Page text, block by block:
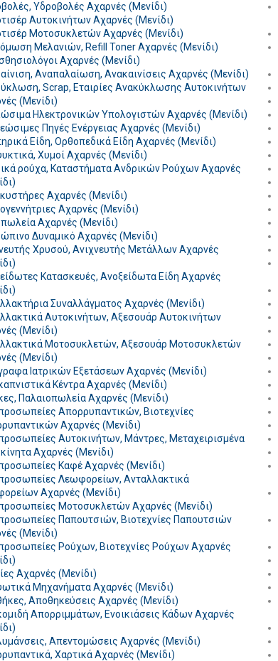
Υδροβολές Αχαρνές (Μενίδι)
Αυτοκινήτων Αχαρνές (Μενίδι)
Μοτοσυκλετών Αχαρνές (Μενίδι)
Μελανιών, Refill Toner Αχαρνές (Μενίδι)
Αχαρνές (Μενίδι)
Αναπαλαίωση, Ανακαινίσεις Αχαρνές (Μενίδι)
Scrap, Εταιρίες Ανακύκλωσης Αυτοκινήτων
(Μενίδι)
Ηλεκτρονικών Υπολογιστών Αχαρνές (Μενίδι)
Πηγές Ενέργειας Αχαρνές (Μενίδι)
Είδη, Ορθοπεδικά Είδη Αχαρνές (Μενίδι)
Χυμοί Αχαρνές (Μενίδι)
ρούχα, Καταστήματα Ανδρικών Ρούχων Αχαρνές
Αχαρνές (Μενίδι)
Αχαρνές (Μενίδι)
Αχαρνές (Μενίδι)
Δυναμικό Αχαρνές (Μενίδι)
Χρυσού, Ανιχνευτής Μετάλλων Αχαρνές
Κατασκευές, Ανοξείδωτα Είδη Αχαρνές
Συναλλάγματος Αχαρνές (Μενίδι)
Αυτοκινήτων, Αξεσουάρ Αυτοκινήτων
(Μενίδι)
Μοτοσυκλετών, Αξεσουάρ Μοτοσυκλετών
(Μενίδι)
Ιατρικών Εξετάσεων Αχαρνές (Μενίδι)
Κέντρα Αχαρνές (Μενίδι)
Παλαιοπωλεία Αχαρνές (Μενίδι)
Απορρυπαντικών, Βιοτεχνίες
Αχαρνές (Μενίδι)
Αυτοκινήτων, Μάντρες, Μεταχειρισμένα
Αχαρνές (Μενίδι)
Καφέ Αχαρνές (Μενίδι)
Λεωφορείων, Ανταλλακτικά
Αχαρνές (Μενίδι)
Μοτοσυκλετών Αχαρνές (Μενίδι)
Παπουτσιών, Βιοτεχνίες Παπουτσιών
(Μενίδι)
Ρούχων, Βιοτεχνίες Ρούχων Αχαρνές
Αχαρνές (Μενίδι)
Μηχανήματα Αχαρνές (Μενίδι)
Αποθηκεύσεις Αχαρνές (Μενίδι)
Απορριμμάτων, Ενοικιάσεις Κάδων Αχαρνές
Απεντομώσεις Αχαρνές (Μενίδι)
Χαρτικά Αχαρνές (Μενίδι)